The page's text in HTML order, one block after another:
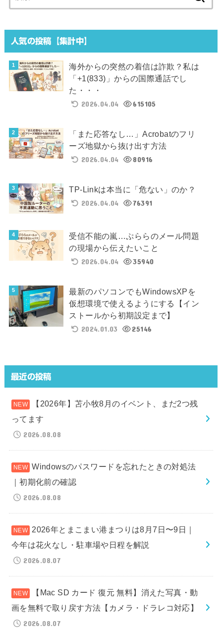
索:
人気の投稿【集計中】
海外からの突然の着信は詐欺？私は
「+1(833)」からの国際通話でし
た・・・
2026.04.04
615105
「また応答なし…」Acrobatのフリ
ーズ地獄から抜け出す方法
2026.04.04
80916
TP-Linkは本当に「危ない」のか？
2026.04.04
76391
受信不能の嵐…ぷららのメール問題
の現場から伝えたいこと
2026.04.04
35940
最新のパソコンでもWindowsXPを
仮想環境で使えるようにする【イン
ストールから初期設定まで】
2024.01.03
25146
最近の投稿
【2026年】苫小牧8月のイベント、まだ2つ残
ってます
2026.08.08
Windowsのパスワードを忘れたときの対処法
｜初期化前の確認
2026.08.08
2026年とまこまい港まつりは8月7日〜9日｜
今年は花火なし・駐車場や日程を解説
2026.08.07
【Mac SD カード 復元 無料】消えた写真・動
画を無料で取り戻す方法【カメラ・ドラレコ対応】
2026.08.07